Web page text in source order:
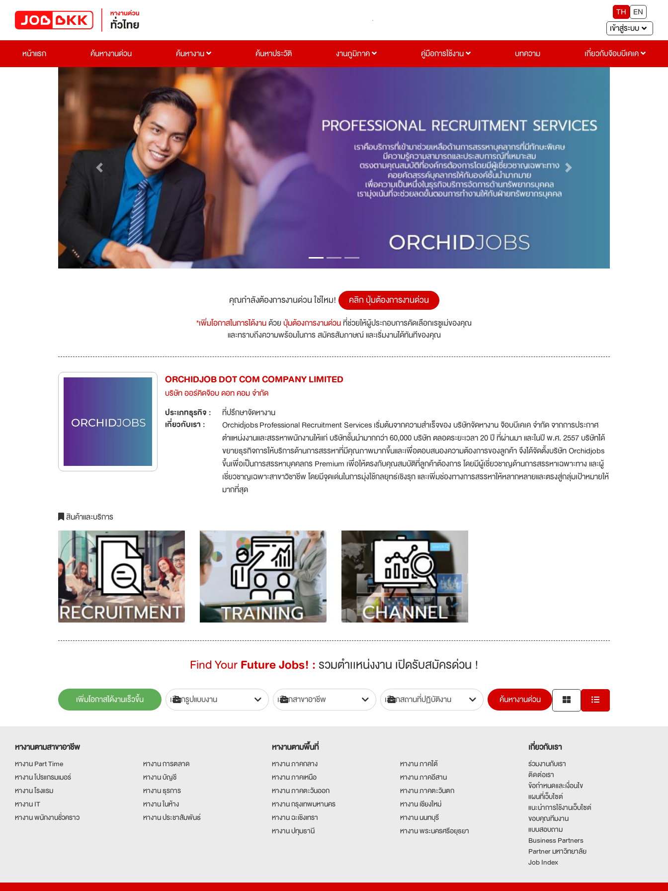
TH
EN
เข้าสู่ระบบ
หน้าแรก
ค้นหางานด่วน ค้นหางาน ค้นหาประวัติ งานภูมิภาค คู่มือการใช้งาน บทความ เกี่ยวกับจ๊อบบีเคเค
Previous Next
คุณกำลังต้องการงานด่วน ใช่ไหม! คลิก ปุ่มต้องการงานด่วน
*เพิ่มโอกาสในการได้งานด้วยปุ่มต้องการงานด่วนที่ช่วยให้ผู้ประกอบการคัดเลือกเรซูเม่ของคุณ
และทราบถึงความพร้อมในการ สมัครสัมภาษณ์ และเริ่มงานได้ทันทีของคุณ
ORCHIDJOB DOT COM COMPANY LIMITED
บริษัท ออร์คิดจ๊อบ ดอท คอม จำกัด
ประเภทธุรกิจ :
ที่ปรึกษาจัดหางาน
เกี่ยวกับเรา :
Orchid่jobs Professional Recruitment Services เริ่มต้นจากความสำเร็จของ บริษัทจัดหางาน จ๊อบบีเคเค จำกัด จากการประกาศ
ตำแหน่งงานและสรรหาพนักงานให้แก่ บริษัทชั้นนำมากกว่า 60,000 บริษัท ตลอดระยะเวลา 20 ปี ที่ผ่านมา และในปี พ.ศ. 2557 บริษัทได้
ขยายธุรกิจการให้บริการด้านการสรรหาที่มีคุณภาพมากขึ้นและเพื่อตอบสนองความต้องการของลูกค้า จึงได้จัดตั้งบริษัท Orchidjobs
ขึ้นเพื่อเป็นการสรรหาบุคคลกร Premium เพื่อให้ตรงกับคุณสมบัติที่ลูกค้าต้องการ โดยมีผู้เชี่ยวชาญด้านการสรรหาเฉพาะทาง และผู้
เชี่ยวชาญเฉพาะสาขาวิชาชีพ โดยมีจุดเด่นในการมุ่งใช้กลยุทธ์เชิงรุก และเพิ่มช่องทางการสรรหาให้หลากหลายและตรงสู่กลุ่มเป้าหมายให้
มากที่สุด
สินค้าและบริการ
Find YourFuture Jobs! :รวมตำเเหน่งงาน เปิดรับสมัครด่วน !
เพิ่มโอกาสได้งานเร็วขึ้น ค้นหางานด่วน
หางานตามสาขาอาชีพ
หางาน Part Time
หางาน การตลาด
หางาน โปรแกรมเมอร์
หางาน บัญชี
หางาน โรงแรม
หางาน ธุรการ
หางาน IT
หางาน ในห้าง
หางาน พนักงานชั่วคราว
หางาน ประชาสัมพันธ์
หางานตามพื้นที่
หางาน ภาคกลาง
หางาน ภาคใต้
หางาน ภาคเหนือ
หางาน ภาคอีสาน
หางาน ภาคตะวันออก
หางาน ภาคตะวันตก
หางาน กรุงเทพมหานคร
หางาน เชียงใหม่
หางาน ฉะเชิงเทรา
หางาน นนทบุรี
หางาน ปทุมธานี
หางาน พระนครศรีอยุธยา
เกี่ยวกับเรา
ร่วมงานกับเรา
ติดต่อเรา
ข้อกำหนดและเงื่อนไข
แผนที่เว็บไซต์
แนะนำการใช้งานเว็บไซต์
ขอบคุณทีมงาน
แบบสอบถาม
Business Partners
Partner มหาวิทยาลัย
Job Index